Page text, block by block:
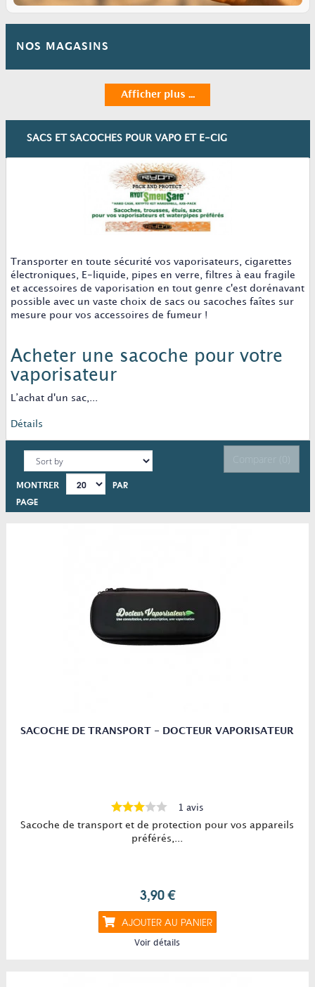
NOS MAGASINS
Afficher plus ...
SACS ET SACOCHES POUR VAPO ET E-CIG
Transporter en toute sécurité vos vaporisateurs, cigarettes
électroniques, E-liquide, pipes en verre, filtres à eau fragile
et accessoires de vaporisation en tout genre c'est dorénavant
possible avec un vaste choix de sacs ou sacoches faîtes sur
mesure pour vos accessoires de fumeur !
Acheter une sacoche pour votre
vaporisateur
L’achat d'un sac,...
Détails
MONTRER
PAR
PAGE
SACOCHE DE TRANSPORT - DOCTEUR VAPORISATEUR
1 avis
Sacoche de transport et de protection pour vos appareils
préférés,...
3,90 €
AJOUTER AU PANIER
Voir détails